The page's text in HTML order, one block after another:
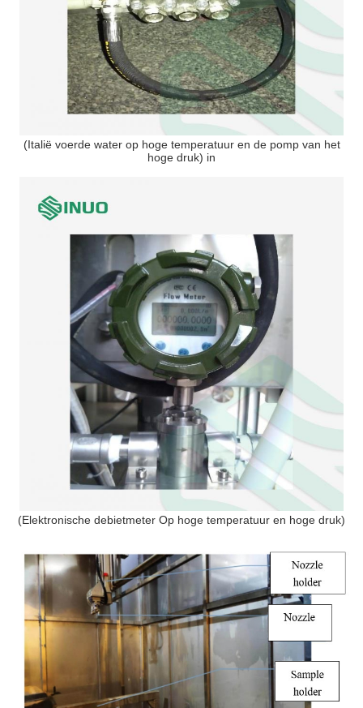
(Italië voerde water op hoge temperatuur en de pomp van het
hoge druk) in
(Elektronische debietmeter Op hoge temperatuur en hoge druk)